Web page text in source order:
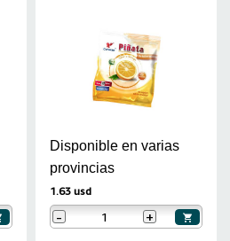
Disponible en varias
provincias
1.63 usd
- +